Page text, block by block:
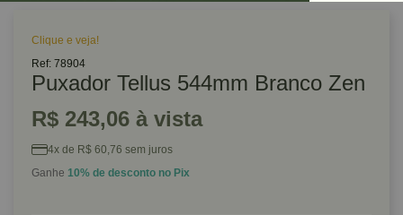
Clique e veja!
Ref: 78904
Puxador Tellus 544mm Branco Zen
R$ 243,06 à vista
4x de R$ 60,76 sem juros
Ganhe 10% de desconto no Pix